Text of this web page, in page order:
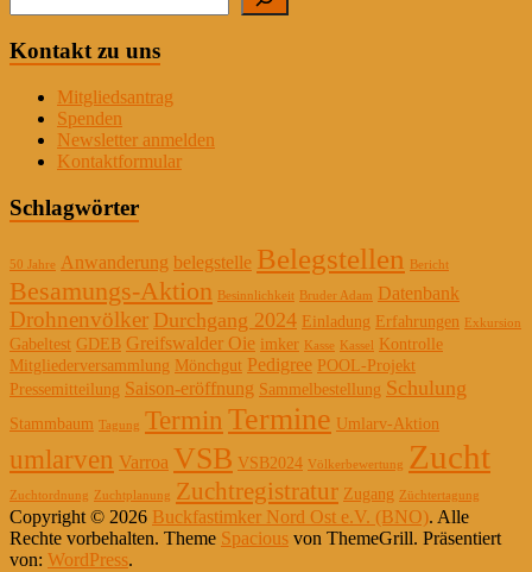
Kontakt zu uns
Mitgliedsantrag
Spenden
Newsletter anmelden
Kontaktformular
Schlagwörter
50 Jahre Anwanderung belegstelle Belegstellen Bericht
Besamungs-Aktion Besinnlichkeit Bruder Adam Datenbank
Drohnenvölker Durchgang 2024 Einladung Erfahrungen Exkursion
Gabeltest GDEB Greifswalder Oie imker Kasse Kassel
Kontrolle
Mitgliederversammlung Mönchgut Pedigree POOL-Projekt
Pressemitteilung Saison-eröffnung Sammelbestellung Schulung
Stammbaum Tagung TerminTermine Umlarv-Aktion
umlarven Varroa VSB VSB2024 Völkerbewertung Zucht
Zuchtordnung Zuchtplanung Zuchtregistratur Zugang Züchtertagung
Copyright © 2026 Buckfastimker Nord Ost e.V. (BNO). Alle
Rechte vorbehalten. Theme Spacious von ThemeGrill. Präsentiert
von: WordPress.